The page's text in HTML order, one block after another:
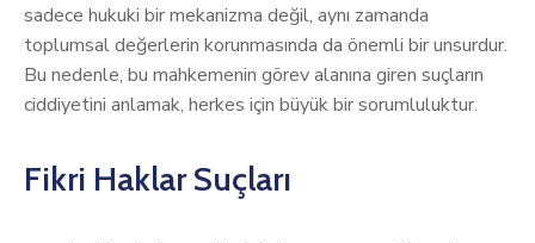
sadece hukuki bir mekanizma değil, aynı zamanda
toplumsal değerlerin korunmasında da önemli bir unsurdur.
Bu nedenle, bu mahkemenin görev alanına giren suçların
ciddiyetini anlamak, herkes için büyük bir sorumluluktur.
Fikri Haklar Suçları